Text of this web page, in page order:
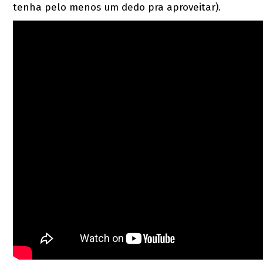
tenha pelo menos um dedo pra aproveitar).